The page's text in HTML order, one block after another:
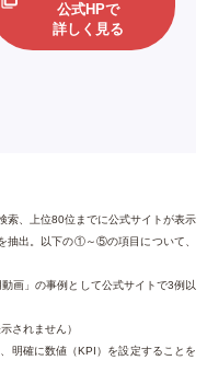
公式HPで
詳しく見る
索、上位80位までに公式サイトが表示
抽出。以下の①～⑤の項目について、
画」の事例として公式サイトで3例以
されません）
明確に数値（KPI）を設定することを